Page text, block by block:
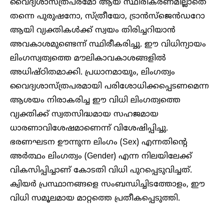
വൈദ്യശാസ്ത്രപരമോ ആയ സ്ഥിരീകരണമില്ലാതെ
തന്നെ പുരുഷനോ, സ്ത്രീയോ, ട്രാൻസ്ജെൻഡറോ
ആയി വ്യക്തികൾക്ക് സ്വയം തിരിച്ചറിയാൻ
അവകാശമുണ്ടെന്ന് സ്ഥിരീകരിച്ചു. ഈ വിധിന്യായം
ലിംഗസ്വത്വത്തെ മൗലികാവകാശങ്ങളിൽ
അധിഷ്ഠിതമാക്കി. പ്രധാനമായും, ലിംഗത്വം
വൈദ്യശാസ്ത്രപരമായി പരിശോധിക്കപ്പെടണമെന്ന
ആശയം നിരാകരിച്ച ഈ വിധി ലിംഗത്വത്തെ
വ്യക്തിക്ക് സ്വതസിദ്ധമായ സഹജമായ
ധാരണാവിശേഷമാണെന്ന് വിശേഷിപ്പിച്ചു.
ഭരണഘടന ഊന്നുന്ന ലിംഗം (Sex) എന്നതിന്റെ
അർത്ഥം ലിംഗത്വം (Gender) എന്ന നിലയിലേക്ക്
വികസിപ്പിച്ചാണ് കോടതി വിധി പുറപ്പെടുവിച്ചത്.
ക്വിയർ പ്രസ്ഥാനങ്ങളെ സംബന്ധിച്ചിടത്തോളം, ഈ
വിധി സമൂലമായ മാറ്റത്തെ പ്രതീകപ്പെടുത്തി.